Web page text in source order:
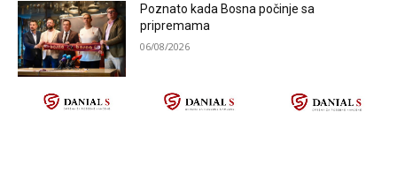
Poznato kada Bosna počinje sa
pripremama
06/08/2026